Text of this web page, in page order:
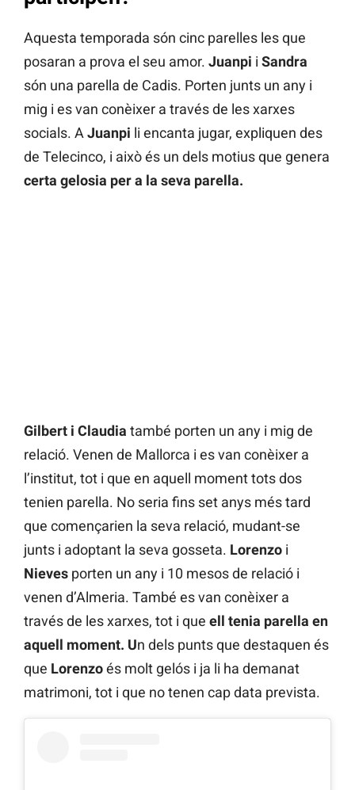
Aquesta temporada són cinc parelles les que
posaran a prova el seu amor. Juanpi i Sandra
són una parella de Cadis. Porten junts un any i
mig i es van conèixer a través de les xarxes
socials. AJuanpi li encanta jugar, expliquen des
de Telecinco, i això és un dels motius que genera
certa gelosia per a la seva parella.
Gilbert i Claudia també porten un any i mig de
relació. Venen de Mallorca i es van conèixer a
l’institut, tot i que en aquell moment tots dos
tenien parella. No seria fins set anys més tard
que començarien la seva relació, mudant-se
junts i adoptant la seva gosseta. Lorenzo i
Nieves porten un any i 10 mesos de relació i
venen d’Almeria. També es van conèixer a
través de les xarxes, tot i que ell tenia parella en
aquell moment. Un dels punts que destaquen és
que Lorenzoés molt gelós i ja li ha demanat
matrimoni, tot i que no tenen cap data prevista.